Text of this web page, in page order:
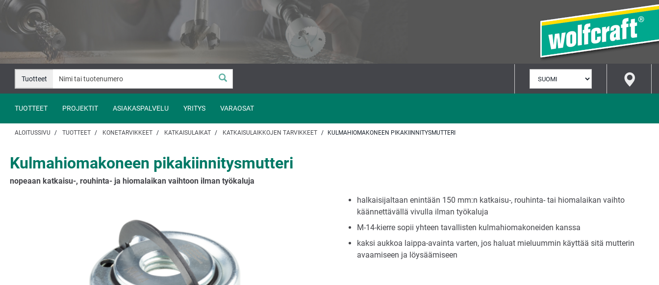
Siirry
sisältöön
Siirry
navigaatioon
Tuotteet
KIELI
TUOTTEET PROJEKTIT ASIAKASPALVELU YRITYS VARAOSAT
ALOITUSSIVU TUOTTEET KONETARVIKKEET KATKAISULAIKAT KATKAISULAIKKOJEN TARVIKKEET KULMAHIOMAKONEEN PIKAKIINNITYSMUTTERI
Kulmahiomakoneen pikakiinnitysmutteri
nopeaan katkaisu-, rouhinta- ja hiomalaikan vaihtoon ilman työkaluja
halkaisijaltaan enintään 150 mm:n katkaisu-, rouhinta- tai hiomalaikan vaihto
käännettävällä vivulla ilman työkaluja
M-14-kierre sopii yhteen tavallisten kulmahiomakoneiden kanssa
kaksi aukkoa laippa-avainta varten, jos haluat mieluummin käyttää sitä mutterin
avaamiseen ja löysäämiseen